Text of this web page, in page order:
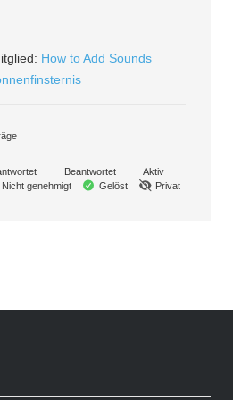
How to Add Sounds
Beantwortet
Aktiv
Nicht genehmigt Gelöst
Privat